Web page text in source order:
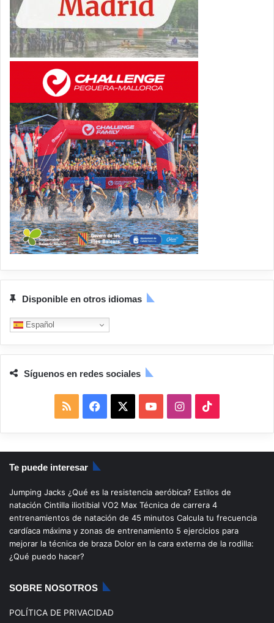
Disponible en otros idiomas
Español
Síguenos en redes sociales
S
S
a
c
b
o
o
u
u
b
I
n
s
a
g
i
k
o
k
Te puede interesar
Jumping Jacks ¿Qué es la resistencia aeróbica? Estilos de
natación Cintilla iliotibial VO2 Max Técnica de carrera 4
entrenamientos de natación de 45 minutos Calcula tu frecuencia
cardíaca máxima y zonas de entrenamiento 5 ejercicios para
mejorar la técnica de braza Dolor en la cara externa de la rodilla:
¿Qué puedo hacer?
SOBRE NOSOTROS
POLÍTICA DE PRIVACIDAD